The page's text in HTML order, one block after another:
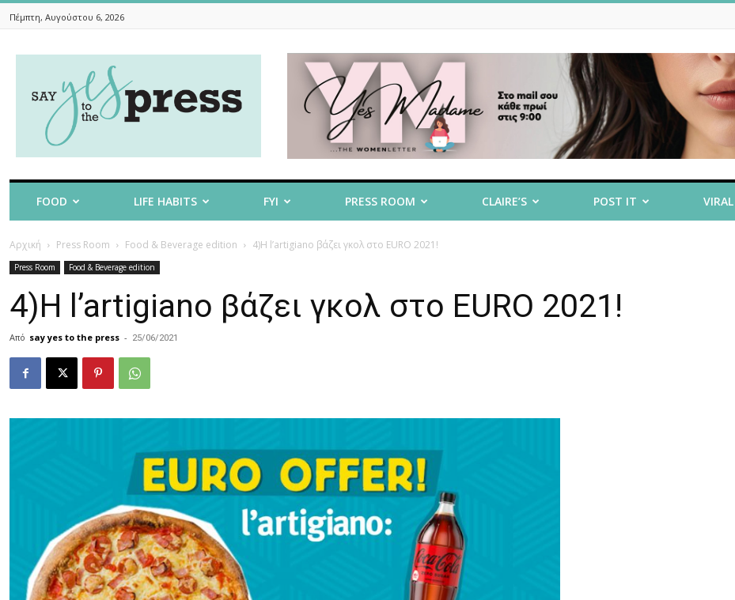
Πέμπτη, Αυγούστου 6, 2026
To
The
FOOD LIFE HABITS FYI PRESS ROOM CLAIRE’S POST IT VIRAL
Αρχική Press Room Food & Beverage edition 4)Η l’artigiano βάζει γκολ στο EURO 2021!
Press Room Food & Beverage edition
4)Η l’artigiano βάζει γκολ στο EURO 2021!
Από say yes to the press - 25/06/2021